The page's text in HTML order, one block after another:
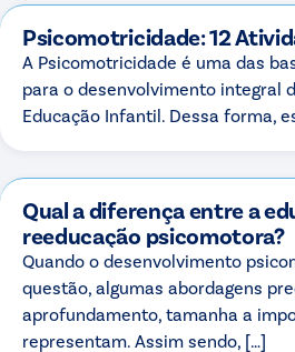
Psicomotricidade: 12
A Psicomotricidade é uma das
para o desenvolvimento integral
Educação Infantil. Dessa forma,
Qual a diferença entre a
reeducação psicomotora?
Quando o desenvolvimento
questão, algumas abordagens
aprofundamento, tamanha a
representam. Assim sendo, […]